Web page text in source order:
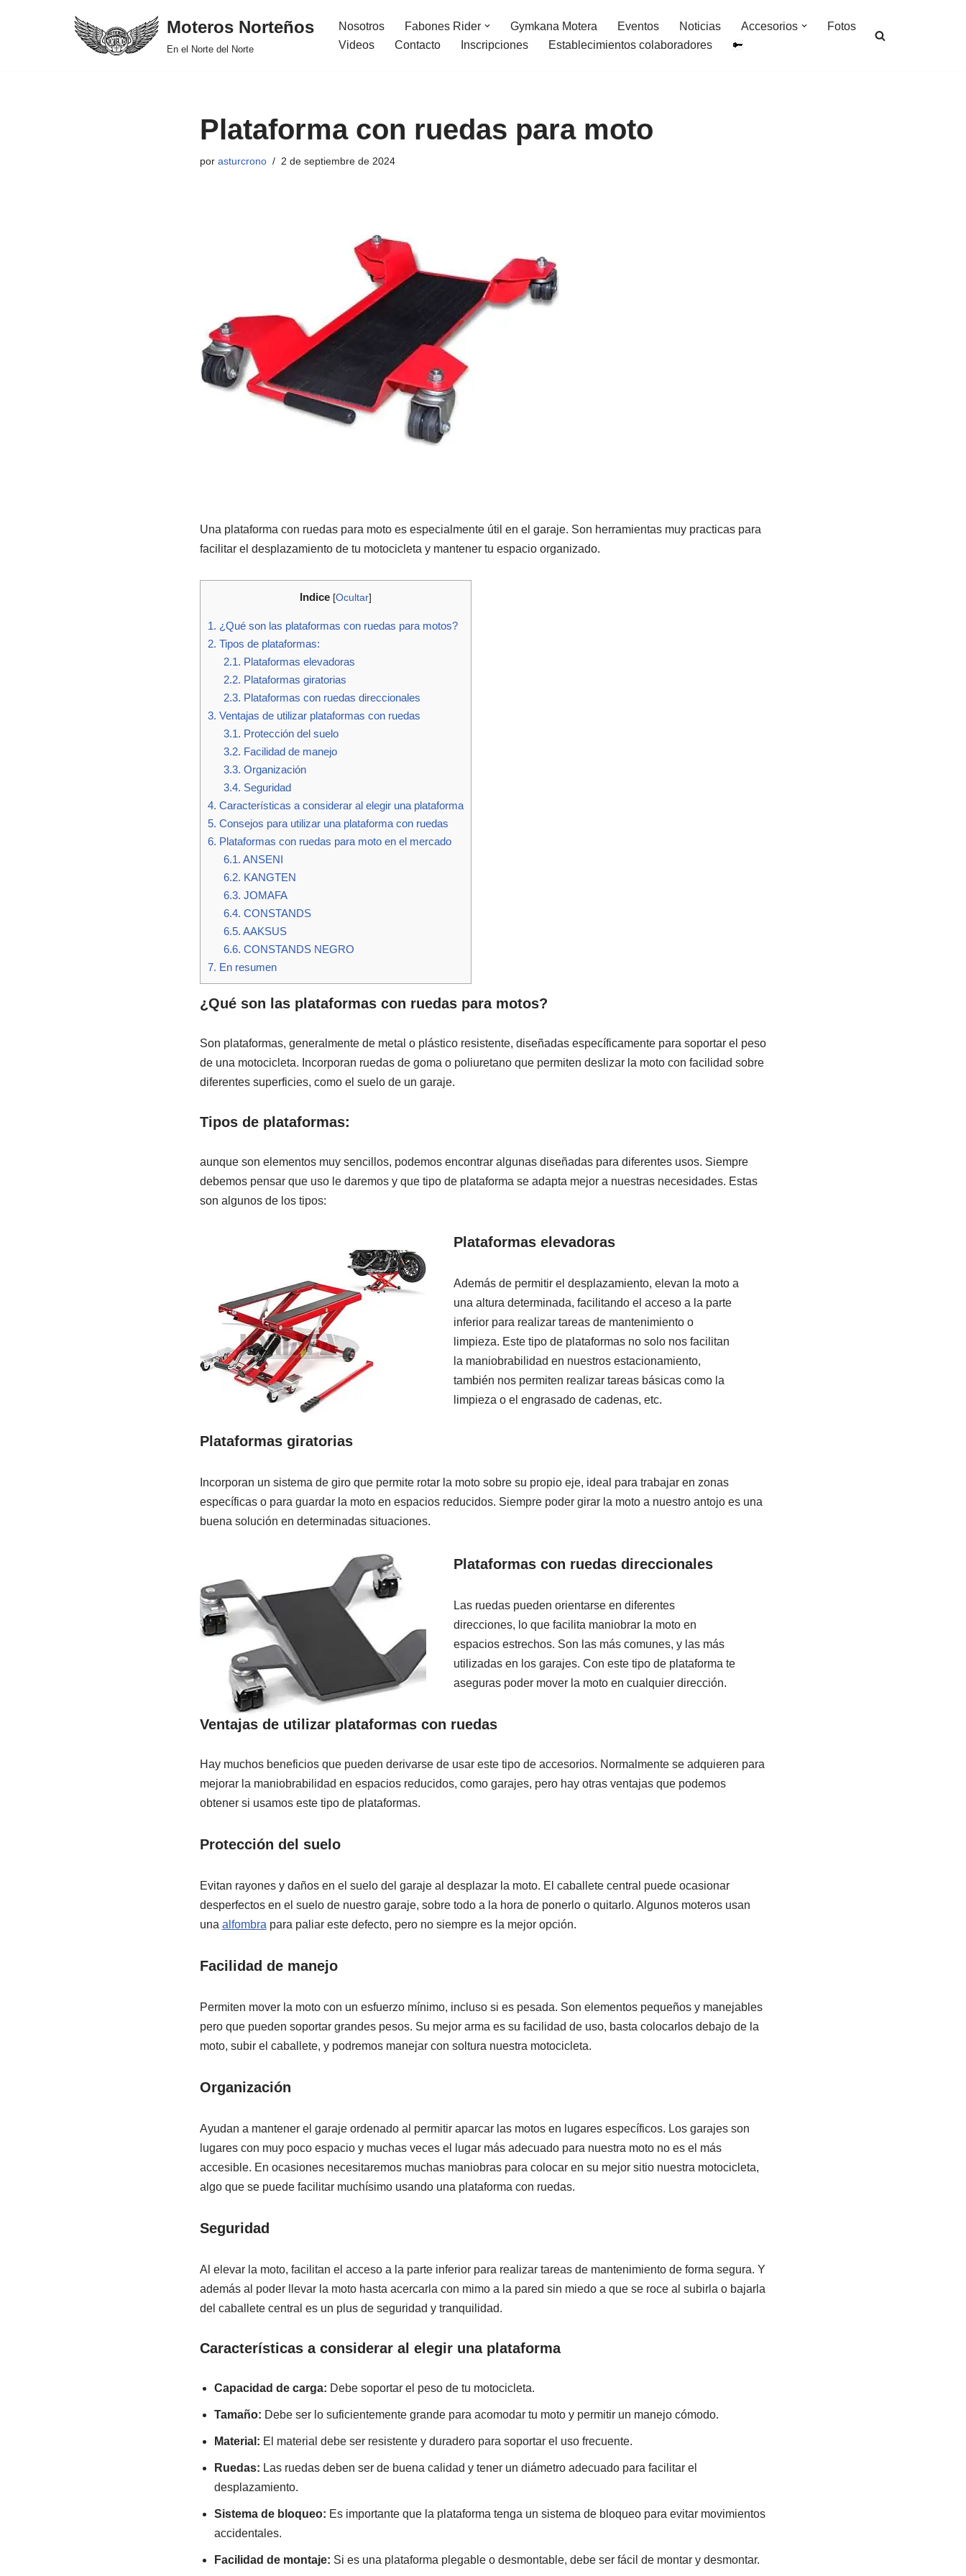
Moteros Norteños
En el Norte del Norte
Nosotros Fabones Rider Gymkana Motera Eventos Noticias Accesorios
Fotos
Videos
Contacto Inscripciones Establecimientos colaboradores
Plataforma con ruedas para moto
por asturcrono 2 de septiembre de 2024
Una plataforma con ruedas para moto es especialmente útil en el garaje. Son herramientas muy practicas para
facilitar el desplazamiento de tu motocicleta y mantener tu espacio organizado.
Indice [Ocultar]
1. ¿Qué son las plataformas con ruedas para motos?
2. Tipos de plataformas:
2.1. Plataformas elevadoras
2.2. Plataformas giratorias
2.3. Plataformas con ruedas direccionales
3. Ventajas de utilizar plataformas con ruedas
3.1. Protección del suelo
3.2. Facilidad de manejo
3.3. Organización
3.4. Seguridad
4. Características a considerar al elegir una plataforma
5. Consejos para utilizar una plataforma con ruedas
6. Plataformas con ruedas para moto en el mercado
6.1. ANSENI
6.2. KANGTEN
6.3. JOMAFA
6.4. CONSTANDS
6.5. AAKSUS
6.6. CONSTANDS NEGRO
7. En resumen
¿Qué son las plataformas con ruedas para motos?
Son plataformas, generalmente de metal o plástico resistente, diseñadas específicamente para soportar el peso
de una motocicleta. Incorporan ruedas de goma o poliuretano que permiten deslizar la moto con facilidad sobre
diferentes superficies, como el suelo de un garaje.
Tipos de plataformas:
aunque son elementos muy sencillos, podemos encontrar algunas diseñadas para diferentes usos. Siempre
debemos pensar que uso le daremos y que tipo de plataforma se adapta mejor a nuestras necesidades. Estas
son algunos de los tipos:
Plataformas elevadoras
Además de permitir el desplazamiento, elevan la moto a
una altura determinada, facilitando el acceso a la parte
inferior para realizar tareas de mantenimiento o
limpieza. Este tipo de plataformas no solo nos facilitan
la maniobrabilidad en nuestros estacionamiento,
también nos permiten realizar tareas básicas como la
limpieza o el engrasado de cadenas, etc.
Plataformas giratorias
Incorporan un sistema de giro que permite rotar la moto sobre su propio eje, ideal para trabajar en zonas
específicas o para guardar la moto en espacios reducidos. Siempre poder girar la moto a nuestro antojo es una
buena solución en determinadas situaciones.
Plataformas con ruedas direccionales
Las ruedas pueden orientarse en diferentes
direcciones, lo que facilita maniobrar la moto en
espacios estrechos. Son las más comunes, y las más
utilizadas en los garajes. Con este tipo de plataforma te
aseguras poder mover la moto en cualquier dirección.
Ventajas de utilizar plataformas con ruedas
Hay muchos beneficios que pueden derivarse de usar este tipo de accesorios. Normalmente se adquieren para
mejorar la maniobrabilidad en espacios reducidos, como garajes, pero hay otras ventajas que podemos
obtener si usamos este tipo de plataformas.
Protección del suelo
Evitan rayones y daños en el suelo del garaje al desplazar la moto. El caballete central puede ocasionar
desperfectos en el suelo de nuestro garaje, sobre todo a la hora de ponerlo o quitarlo. Algunos moteros usan
una alfombra para paliar este defecto, pero no siempre es la mejor opción.
Facilidad de manejo
Permiten mover la moto con un esfuerzo mínimo, incluso si es pesada. Son elementos pequeños y manejables
pero que pueden soportar grandes pesos. Su mejor arma es su facilidad de uso, basta colocarlos debajo de la
moto, subir el caballete, y podremos manejar con soltura nuestra motocicleta.
Organización
Ayudan a mantener el garaje ordenado al permitir aparcar las motos en lugares específicos. Los garajes son
lugares con muy poco espacio y muchas veces el lugar más adecuado para nuestra moto no es el más
accesible. En ocasiones necesitaremos muchas maniobras para colocar en su mejor sitio nuestra motocicleta,
algo que se puede facilitar muchísimo usando una plataforma con ruedas.
Seguridad
Al elevar la moto, facilitan el acceso a la parte inferior para realizar tareas de mantenimiento de forma segura. Y
además al poder llevar la moto hasta acercarla con mimo a la pared sin miedo a que se roce al subirla o bajarla
del caballete central es un plus de seguridad y tranquilidad.
Características a considerar al elegir una plataforma
Capacidad de carga: Debe soportar el peso de tu motocicleta.
Tamaño: Debe ser lo suficientemente grande para acomodar tu moto y permitir un manejo cómodo.
Material: El material debe ser resistente y duradero para soportar el uso frecuente.
Ruedas: Las ruedas deben ser de buena calidad y tener un diámetro adecuado para facilitar el
desplazamiento.
Sistema de bloqueo: Es importante que la plataforma tenga un sistema de bloqueo para evitar movimientos
accidentales.
Facilidad de montaje: Si es una plataforma plegable o desmontable, debe ser fácil de montar y desmontar.